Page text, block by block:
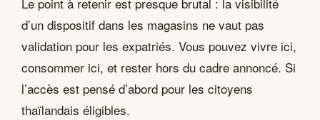
d’un dispositif dans les magasins ne vaut pas
validation pour les expatriés. Vous pouvez vivre ici,
consommer ici, et rester hors du cadre annoncé. Si
l’accès est pensé d’abord pour les citoyens
thaïlandais éligibles.